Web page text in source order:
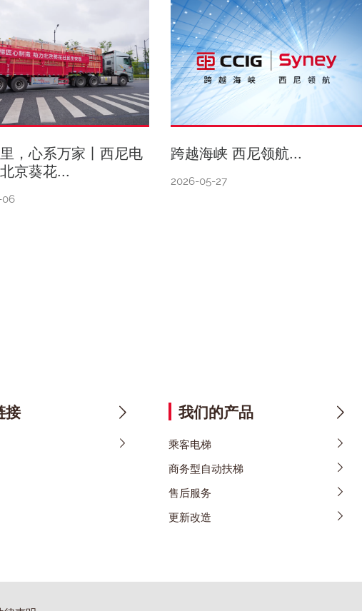
，心系万家丨西尼电
京葵花...
06
跨越海峡 西尼领航...
2026-05-27
接 我们的产品
乘客电梯
商务型自动扶梯
售后服务
更新改造